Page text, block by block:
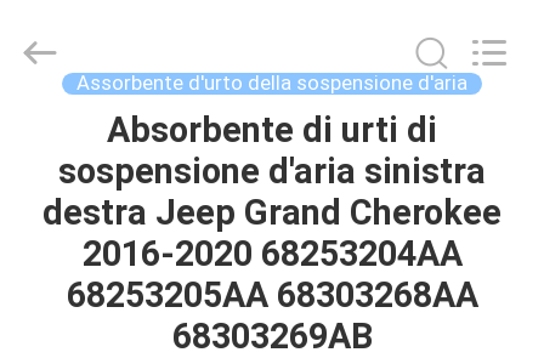
PRODOTTI
CIRCA
Rights
Assorbente d'urto della sospensione d'aria
Absorbente di urti di
sospensione d'aria sinistra
destra Jeep Grand Cherokee
2016-2020 68253204AA
68253205AA 68303268AA
68303269AB